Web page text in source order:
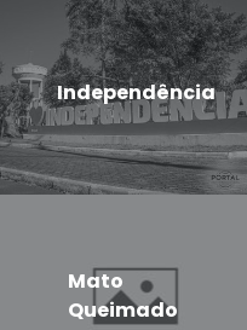
Independência
Mato
Queimado